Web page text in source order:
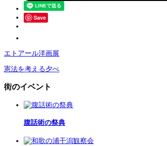
Save
エトアール洋画展
憲法を考える夕べ
街のイベント
腹話術の祭典